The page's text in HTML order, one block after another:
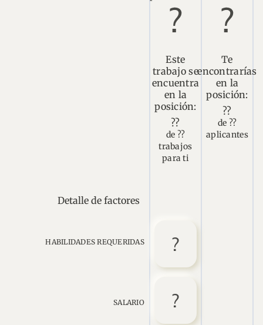
Este
trabajo se
encuentra
en la
posición:
??
de ??
trabajos
para ti
Te
encontrarías
en la
posición:
??
de ??
aplicantes
Detalle de factores
HABILIDADES REQUERIDAS
SALARIO